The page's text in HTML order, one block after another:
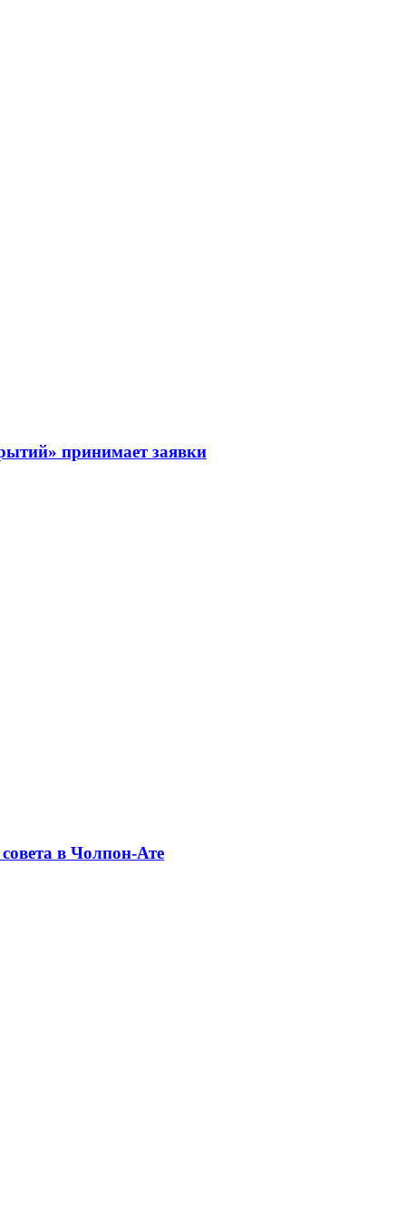
принимает заявки
в Чолпон-Ате